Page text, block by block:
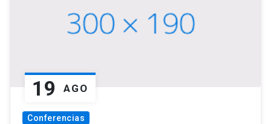
19 AGO
Conferencias